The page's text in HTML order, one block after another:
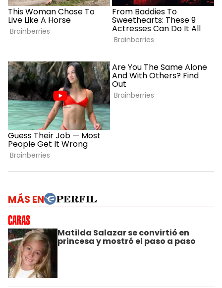
MÁS EN
Matilda Salazar se convirtió en
princesa y mostró el paso a paso